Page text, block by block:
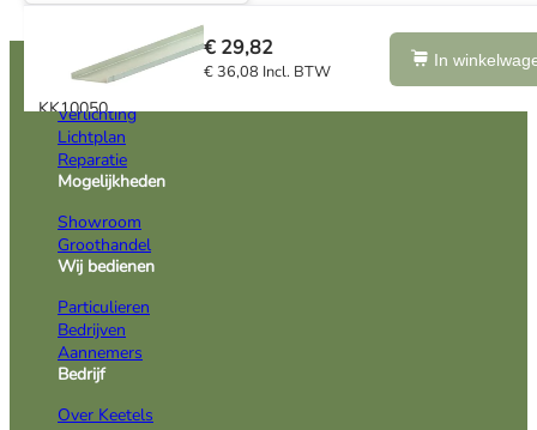
KK10050
KABELGOOT L=3M
€ 29,82
€ 36,08 Incl. BTW
In
Oplossingen
Verlichting
Lichtplan
Reparatie
Mogelijkheden
Showroom
Groothandel
Wij bedienen
Particulieren
Bedrijven
Aannemers
Bedrijf
Over Keetels